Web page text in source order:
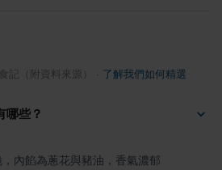
記（附資料來源） 了解我們如何精選
哪些？